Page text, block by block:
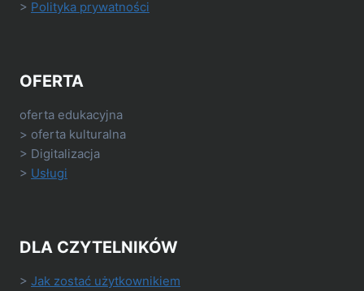
> Polityka prywatności
OFERTA
oferta edukacyjna
> oferta kulturalna
> Digitalizacja
> Usługi
DLA CZYTELNIKÓW
> Jak zostać użytkownikiem